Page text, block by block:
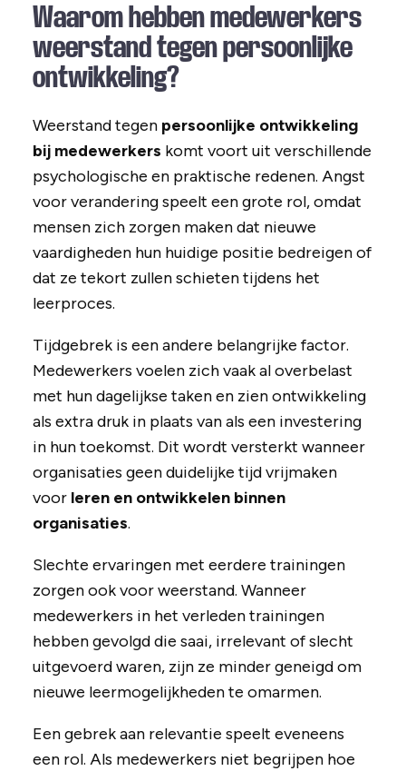
Waarom hebben medewerkers
weerstand tegen persoonlijke
ontwikkeling?
Weerstand tegen persoonlijke ontwikkeling
bij medewerkers komt voort uit verschillende
psychologische en praktische redenen. Angst
voor verandering speelt een grote rol, omdat
mensen zich zorgen maken dat nieuwe
vaardigheden hun huidige positie bedreigen of
dat ze tekort zullen schieten tijdens het
leerproces.
Tijdgebrek is een andere belangrijke factor.
Medewerkers voelen zich vaak al overbelast
met hun dagelijkse taken en zien ontwikkeling
als extra druk in plaats van als een investering
in hun toekomst. Dit wordt versterkt wanneer
organisaties geen duidelijke tijd vrijmaken
voor leren en ontwikkelen binnen
organisaties.
Slechte ervaringen met eerdere trainingen
zorgen ook voor weerstand. Wanneer
medewerkers in het verleden trainingen
hebben gevolgd die saai, irrelevant of slecht
uitgevoerd waren, zijn ze minder geneigd om
nieuwe leermogelijkheden te omarmen.
Een gebrek aan relevantie speelt eveneens
een rol. Als medewerkers niet begrijpen hoe